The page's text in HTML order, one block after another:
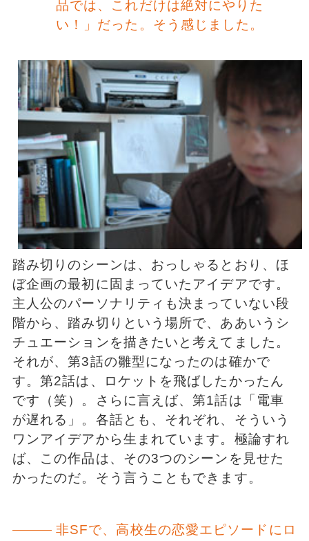
品では、これだけは絶対にやりた
い！」だった。そう感じました。
踏み切りのシーンは、おっしゃるとおり、ほ
ぼ企画の最初に固まっていたアイデアです。
主人公のパーソナリティも決まっていない段
階から、踏み切りという場所で、ああいうシ
チュエーションを描きたいと考えてました。
それが、第3話の雛型になったのは確かで
す。第2話は、ロケットを飛ばしたかったん
です（笑）。さらに言えば、第1話は「電車
が遅れる」。各話とも、それぞれ、そういう
ワンアイデアから生まれています。極論すれ
ば、この作品は、その3つのシーンを見せた
かったのだ。そう言うこともできます。
非SFで、高校生の恋愛エピソードにロ